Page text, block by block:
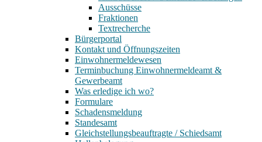
Ausschüsse
Fraktionen
Textrecherche
Bürgerportal
Kontakt und Öffnungszeiten
Einwohnermeldewesen
Terminbuchung Einwohnermeldeamt &
Gewerbeamt
Was erledige ich wo?
Formulare
Schadensmeldung
Standesamt
Gleichstellungsbeauftragte / Schiedsamt